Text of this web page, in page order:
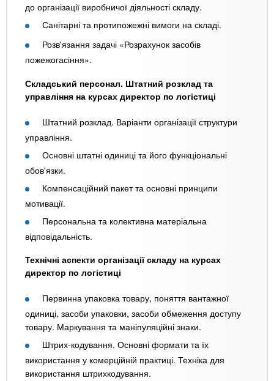
до організації виробничої діяльності складу.
Санітарні та протипожежні вимоги на складі.
Розв'язання задачі «Розрахунок засобів
пожежогасіння».
Складський персонал. Штатний розклад та
управління на курсах директор по логістиці
Штатний розклад. Варіанти організації структури
управління.
Основні штатні одиниці та його функціональні
обов'язки.
Компенсаційний пакет та основні принципи
мотивації.
Персональна та колективна матеріальна
відповідальність.
Технічні аспекти організації складу на курсах
директор по логістиці
Первинна упаковка товару, поняття вантажної
одиниці, засоби упаковки, засоби обмеження доступу
товару. Маркування та маніпуляційні знаки.
Штрих-кодування. Основні формати та їх
використання у комерційній практиці. Техніка для
використання штрихкодування.